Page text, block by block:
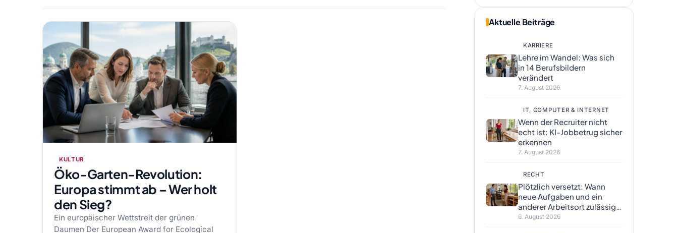
KULTUR
Öko-Garten-Revolution:
Europa stimmt ab – Wer holt
den Sieg?
Ein europäischer Wettstreit der grünen
Daumen Der European Award for Ecological
Aktuelle Beiträge
KARRIERE
Lehre im Wandel: Was sich
in 14 Berufsbildern
verändert
7. August 2026
IT, COMPUTER & INTERNET
Wenn der Recruiter nicht
echt ist: KI-Jobbetrug sicher
erkennen
7. August 2026
RECHT
Plötzlich versetzt: Wann
neue Aufgaben und ein
anderer Arbeitsort zulässig
sind
6. August 2026